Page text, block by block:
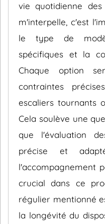
vie quotidienne
m'interpelle, c'est
le type de
spécifiques et la
Chaque option
contraintes
escaliers tournants
Cela soulève une
que l'évaluation
précise et
l'accompagnement
crucial dans ce
régulier mentionné
la longévité du